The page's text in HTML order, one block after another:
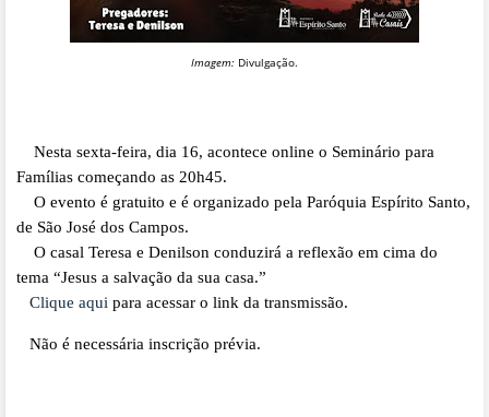
Imagem: Divulgação.
Nesta sexta-feira, dia 16, acontece online o Seminário para
Famílias começando as 20h45.
O evento é gratuito e é organizado pela Paróquia Espírito Santo,
de São José dos Campos.
O casal Teresa e Denilson conduzirá a reflexão em cima do
tema “Jesus a salvação da sua casa.”
Clique aqui para acessar o link da transmissão.
Não é necessária inscrição prévia.